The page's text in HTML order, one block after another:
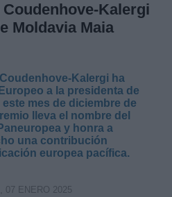
Kalergi
Moldavia Maia
Kalergi ha
a la presidenta de
este mes de diciembre de
lleva el nombre del
y honra a
una contribución
europea pacífica.
07 ENERO 2025